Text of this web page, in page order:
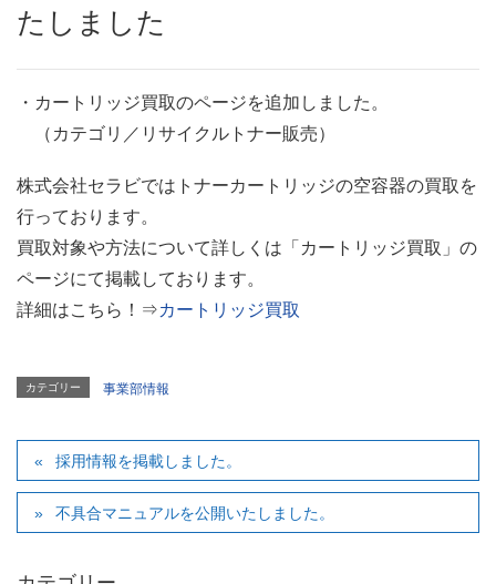
たしました
・カートリッジ買取のページを追加しました。
（カテゴリ／リサイクルトナー販売）
株式会社セラビではトナーカートリッジの空容器の買取を
行っております。
買取対象や方法について詳しくは「カートリッジ買取」の
ページにて掲載しております。
詳細はこちら！⇒カートリッジ買取
カテゴリー 事業部情報
採用情報を掲載しました。
不具合マニュアルを公開いたしました。